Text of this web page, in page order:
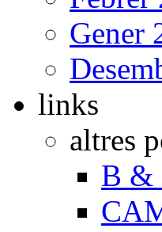
Gener
links
altres
B &